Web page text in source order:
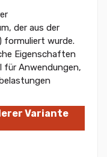
der aus der
formuliert wurde.
Eigenschaften
für Anwendungen,
Variante